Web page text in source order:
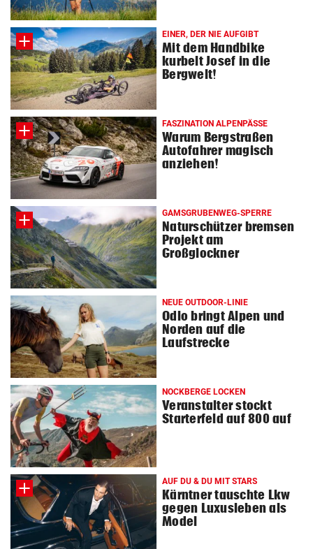
EINER, DER NIE AUFGIBT
Mit dem Handbike
kurbelt Josef in die
Bergwelt!
FASZINATION ALPENPÄSSE
Warum Bergstraßen
Autofahrer magisch
anziehen!
GAMSGRUBENWEG-SPERRE
Naturschützer bremsen
Projekt am
Großglockner
NEUE OUTDOOR-LINIE
Odlo bringt Alpen und
Norden auf die
Laufstrecke
NOCKBERGE LOCKEN
Veranstalter stockt
Starterfeld auf 800 auf
AUF DU & DU MIT STARS
Kärntner tauschte Lkw
gegen Luxusleben als
Model